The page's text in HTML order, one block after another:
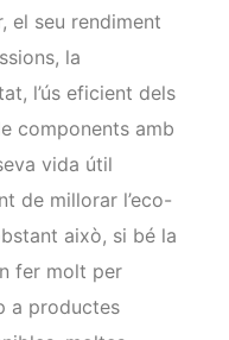
el seu rendiment
la
l’ús eficient dels
components amb
vida útil
de millorar l’eco-
això, si bé la
fer molt per
a productes